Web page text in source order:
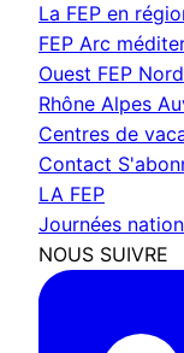
La FEP en
FEP Arc
Ouest FEP
Rhône Alpes
Centres de
Contact
LA FEP
Journées
NOUS SUIVRE